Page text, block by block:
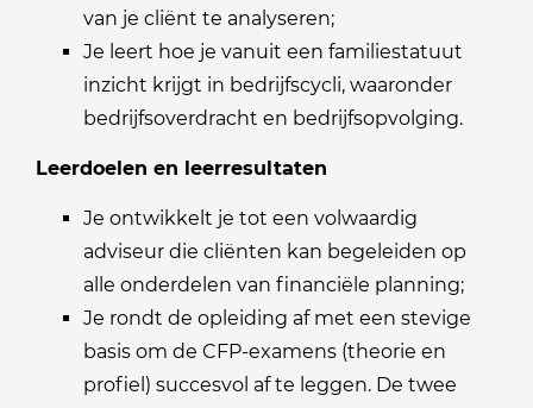
van je cliënt te analyseren;
Je leert hoe je vanuit een familiestatuut
inzicht krijgt in bedrijfscycli, waaronder
bedrijfsoverdracht en bedrijfsopvolging.
Leerdoelen en leerresultaten
Je ontwikkelt je tot een volwaardig
adviseur die cliënten kan begeleiden op
alle onderdelen van financiële planning;
Je rondt de opleiding af met een stevige
basis om de CFP-examens (theorie en
profiel) succesvol af te leggen. De twee